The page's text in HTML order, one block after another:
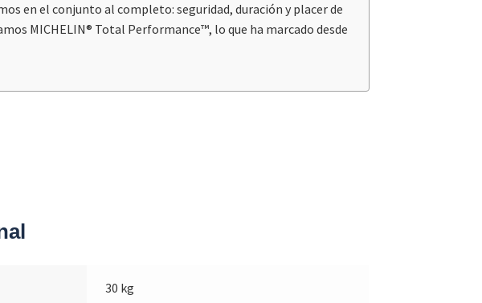
en el conjunto al completo: seguridad, duración y placer de
MICHELIN® Total Performance™, lo que ha marcado desde
30 kg